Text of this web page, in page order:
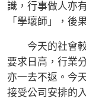
識，行事做人亦
「學壞師」，後
今天的社會較
要求日高，行業
亦一去不返。今
接受公司安排的